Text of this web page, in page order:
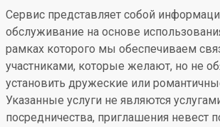
Сервис представляет собой
обслуживание на основе
рамках которого мы обеспечиваем
участниками, которые желают, но не
установить дружеские или
Указанные услуги не являются
посредничества, приглашения невест